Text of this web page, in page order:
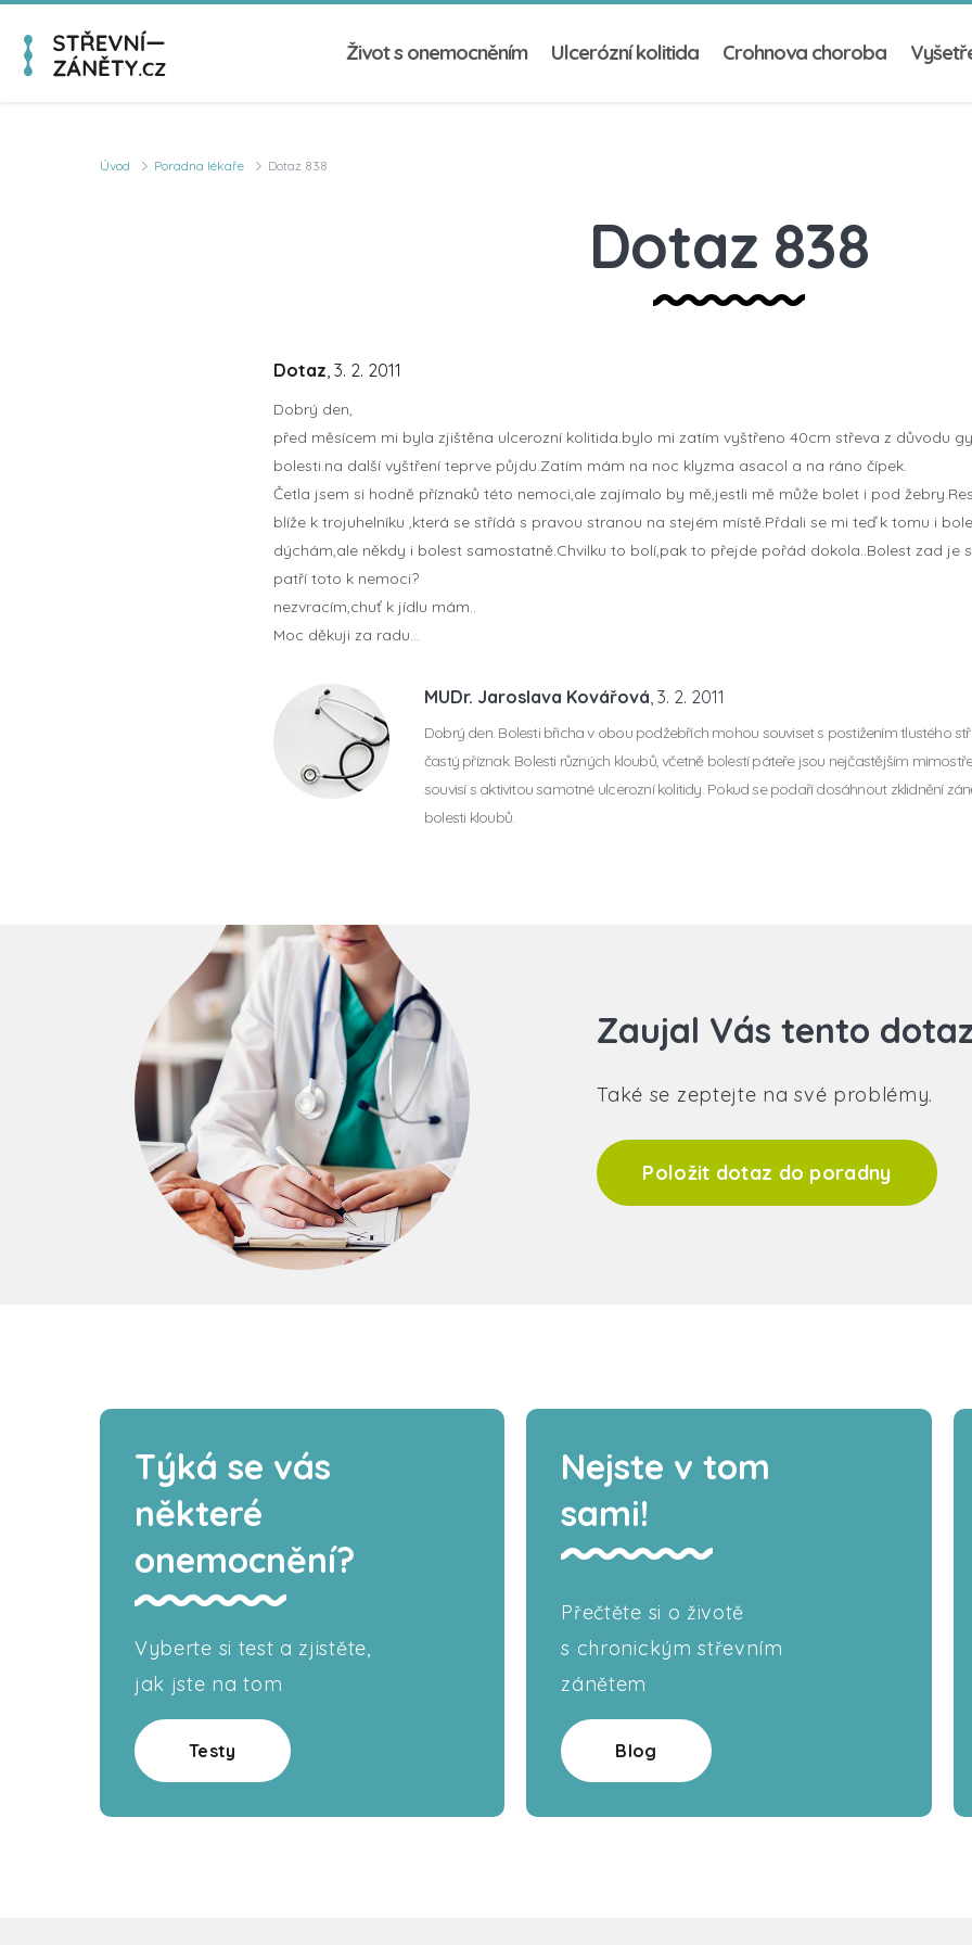
Život s onemocněním Ulcerózní kolitida Crohnova choroba
Úvod Poradna lékaře Dotaz 838
Dotaz 838
Dotaz, 3. 2. 2011
Dobrý den,
před měsícem mi byla zjištěna ulcerozní kolitida.bylo mi zatím vyštřeno 40cm střeva z důvodu
bolesti.na další vyštření teprve půjdu.Zatím mám na noc klyzma asacol a na ráno čípek.
Četla jsem si hodně příznaků této nemoci,ale zajímalo by mě,jestli mě může bolet i pod
blíže k trojuhelníku ,která se střídá s pravou stranou na stejém místě.Přdali se mi teď k tomu i
dýchám,ale někdy i bolest samostatně.Chvilku to bolí,pak to přejde pořád dokola..Bolest zad je
patří toto k nemoci?
nezvracím,chuť k jídlu mám..
Moc děkuji za radu...
MUDr. Jaroslava Kovářová , 3. 2. 2011
Dobrý den. Bolesti břicha v obou podžebřích mohou souviset s postižením tlustého
častý příznak. Bolesti různých kloubů, včetně bolestí páteře jsou nejčastějším
souvisí s aktivitou samotné ulcerozní kolitidy. Pokud se podaří dosáhnout zklidnění
bolesti kloubů.
Zaujal Vás tento
Také se zeptejte na své problémy.
Položit dotaz do poradny
Týká se vás
některé
onemocnění?
Vyberte si test a zjistěte,
jak jste na tom
Testy
Nejste v tom
sami!
Přečtěte si o životě
s chronickým střevním
zánětem
Blog